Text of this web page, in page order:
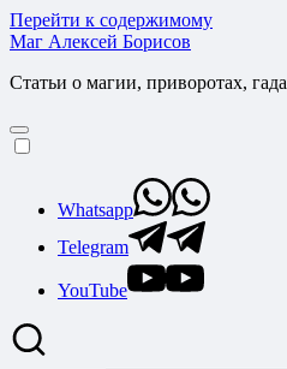
Перейти к содержимому
Маг Алексей Борисов
Статьи о магии, приворотах,
Whatsapp
Telegram
YouTube